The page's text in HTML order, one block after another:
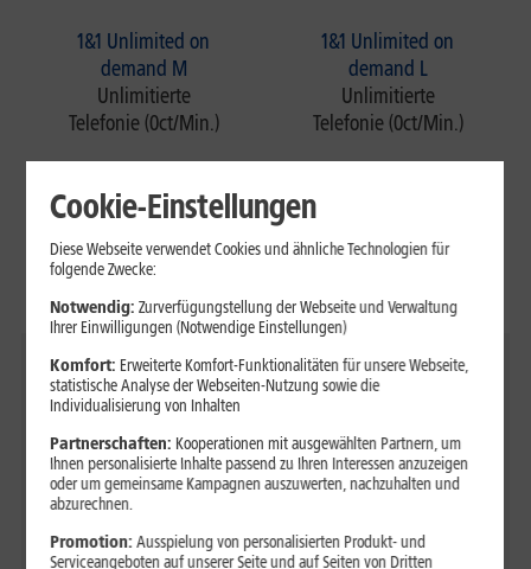
1&1 Unlimited on
demand M
Unlimitierte
Telefonie (0ct/Min.)
1&1 Unlimited on
demand L
Unlimitierte
Telefonie (0ct/Min.)
1&1 Unlimited XL
Unlimitierte
Telefonie (0ct/Min.)
1&1 All-Net-Flat S
10 GB, nach
monatlichen
Datenvolumens
wird die
Geschwindigkeit
1&1 All-Net-Flat M
monatlichen
Datenvolumens
Geschwindigkeit
Cookie-Einstellungen
Diese Webseite verwendet Cookies und ähnliche Technologien für
folgende Zwecke:
Notwendig: Zurverfügungstellung der Webseite und Verwaltung
Ihrer Einwilligungen (Notwendige Einstellungen)
Komfort: Erweiterte Komfort-Funktionalitäten für unsere Webseite,
statistische Analyse der Webseiten-Nutzung sowie die
Individualisierung von Inhalten
Partnerschaften: Kooperationen mit ausgewählten Partnern, um
Ihnen personalisierte Inhalte passend zu Ihren Interessen anzuzeigen
oder um gemeinsame Kampagnen auszuwerten, nachzuhalten und
abzurechnen.
Promotion:Ausspielung von personalisierten Produkt- und
Serviceangeboten auf unserer Seite und auf Seiten von Dritten